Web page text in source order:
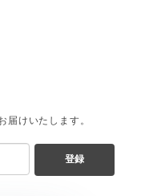
届けいたします。
登録